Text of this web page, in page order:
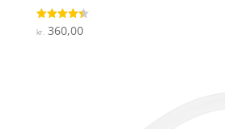
Vurderet
4.4
kr.360,00